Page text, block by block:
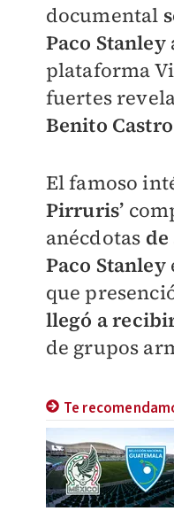
documental
Paco Stanley
plataforma
fuertes
Benito
El famoso
Pirruris’
anécdotas
Paco Stanley
que
llegó a
de grupos
Te